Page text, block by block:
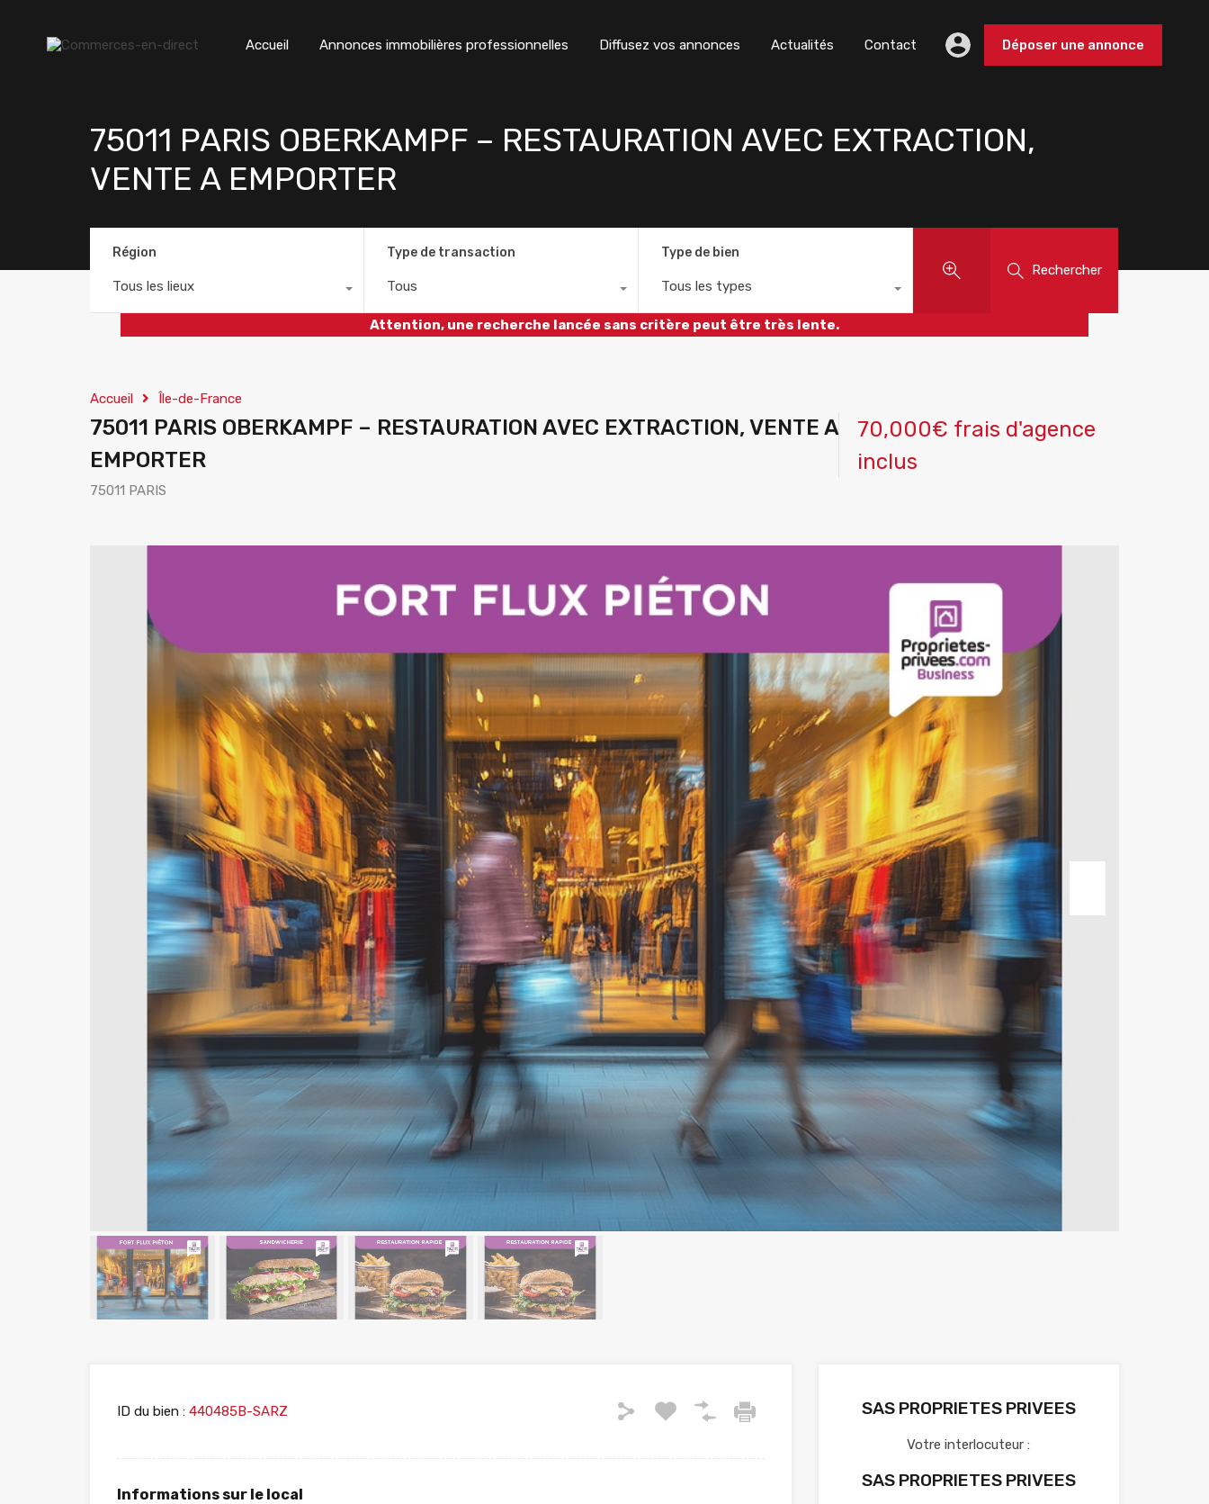
Accueil Annonces immobilières professionnelles Diffusez vos annonces Actualités Contact Déposer une annonce
75011 PARIS OBERKAMPF – RESTAURATION AVEC EXTRACTION,
VENTE A EMPORTER
Région
Tous les lieux
Type de transaction
Tous
Type de bien
Tous les types
Rechercher
Attention, une recherche lancée sans critère peut être très lente.
Accueil Île-de-France
75011 PARIS OBERKAMPF – RESTAURATION AVEC EXTRACTION, VENTE A
EMPORTER
75011 PARIS
70,000€ frais d'agence
inclus
ID du bien : 440485B-SARZ
Informations sur le local
SAS PROPRIETES PRIVEES
Votre interlocuteur :
SAS PROPRIETES PRIVEES